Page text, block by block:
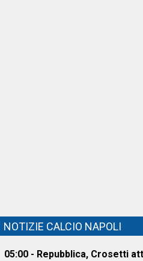
NOTIZIE CALCIO NAPOLI
05:00 - Repubblica, Crosetti